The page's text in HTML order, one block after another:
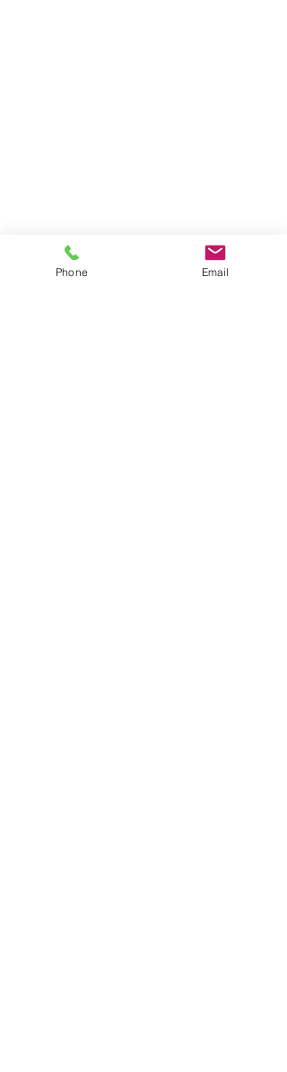
Phone Email